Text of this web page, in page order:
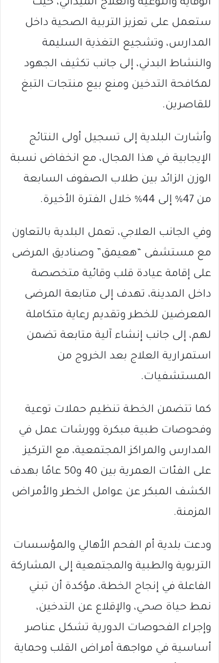
الوقاية والتوعية والعلاج الميداني، حيث
ستعمل على تعزيز التربية الصحية داخل
المدارس، وتشجيع التغذية السليمة
والنشاط البدني، إلى جانب تكثيف الجهود
لمكافحة التدخين ومنع بيع منتجات التبغ
للقاصرين.
وأشارت البلدية إلى تسجيل أولى النتائج
الإيجابية في هذا المجال، مع انخفاض نسبة
الوزن الزائد بين طلاب الصفوف السابعة
من 47% إلى 44% خلال الفترة الأخيرة.
وفي الجانب العلاجي، تعمل البلدية بالتعاون
مع مستشفى “هعيمق” وصناديق المرضى
على إقامة عيادة قلب وقائية متخصصة
داخل المدينة، تهدف إلى متابعة المرضى
المعرضين للخطر وتقديم رعاية متكاملة
لهم، إلى جانب إنشاء آلية متابعة تضمن
استمرارية العلاج بعد الخروج من
المستشفيات.
كما تتضمن الخطة تنظيم حملات توعية
وفحوصات طبية مبكرة وورشات عمل في
المدارس والمراكز المجتمعية، مع التركيز
على الفئات العمرية بين 40 و50 عامًا بهدف
الكشف المبكر عن عوامل الخطر والأمراض
المزمنة.
ودعت بلدية أم الفحم الأهالي والمؤسسات
التربوية والطبية والمجتمعية إلى المشاركة
الفاعلة في إنجاح الخطة، مؤكدة أن تبني
نمط حياة صحي، والإقلاع عن التدخين،
وإجراء الفحوصات الدورية تشكل عناصر
أساسية في مواجهة أمراض القلب وحماية